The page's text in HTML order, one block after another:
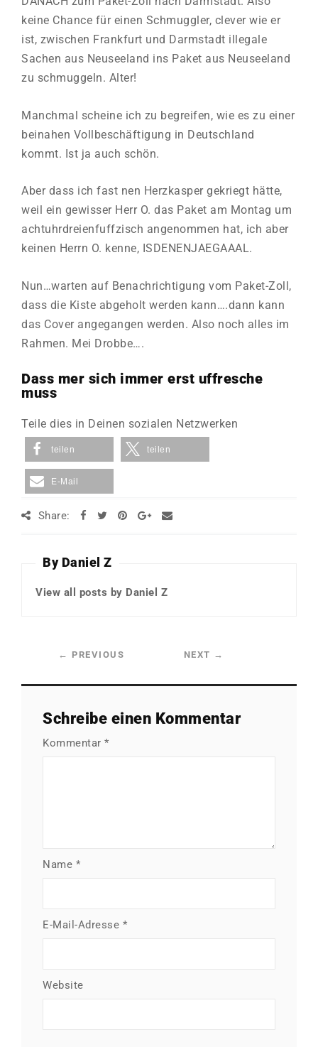
keine Chance für einen Schmuggler, clever wie er
ist, zwischen Frankfurt und Darmstadt illegale
Sachen aus Neuseeland ins Paket aus Neuseeland
zu schmuggeln. Alter!
Manchmal scheine ich zu begreifen, wie es zu einer
beinahen Vollbeschäftigung in Deutschland
kommt. Ist ja auch schön.
Aber dass ich fast nen Herzkasper gekriegt hätte,
weil ein gewisser Herr O. das Paket am Montag um
achtuhrdreienfuffzisch angenommen hat, ich aber
keinen Herrn O. kenne, ISDENENJAEGAAAL.
Nun…warten auf Benachrichtigung vom Paket-Zoll,
dass die Kiste abgeholt werden kann….dann kann
das Cover angegangen werden. Also noch alles im
Rahmen. Mei Drobbe….
Dass mer sich immer erst uffresche
muss
Teile dies in Deinen sozialen Netzwerken
teilen teilen
E-Mail
Share:
By Daniel Z
View all posts by Daniel Z
← PREVIOUS NEXT →
Schreibe einen Kommentar
Kommentar *
Name *
E-Mail-Adresse *
Website